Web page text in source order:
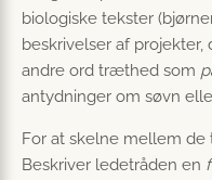
biologiske tekster
beskrivelser af projekter,
andre ord træthed som
antydninger om søvn
For at skelne mellem de
Beskriver ledetråden en